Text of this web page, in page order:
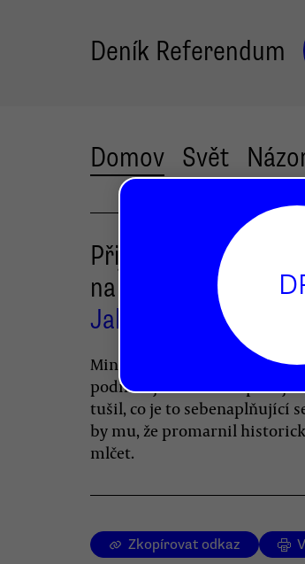
Deník Referendum
Domov Svět
Přijde po
na řadu i Dobeš?
Jakub Patočka
Ministr Dobeš řekl, že rektor
podněcuje sociální
tušil, co je to sebenaplňující
by mu, že promarnil
mlčet.
Zkopírovat odkaz